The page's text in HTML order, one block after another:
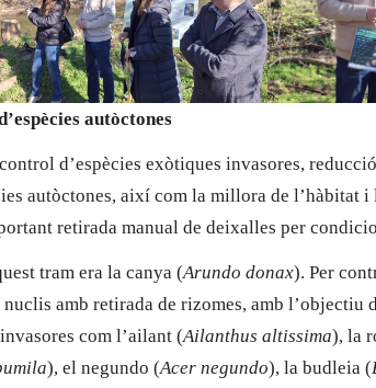
autòctones
d’espècies exòtiques invasores,
autòctones, així com la millora de l’hàbitat
retirada manual de deixalles per
tram era la canya (Arundo donax). Per
amb retirada de rizomes, amb l’objectiu
com l’ailant (Ailanthus altissima), la
), el negundo (Acer negundo), la budleia (